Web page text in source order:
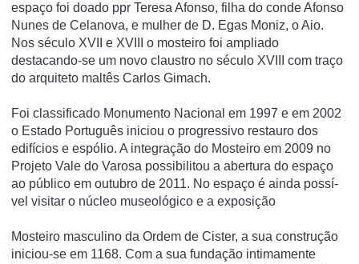
espaço foi doado ppr Teresa Afonso, filha do conde Afonso
Nunes de Celanova, e mulher de D. Egas Moniz, o Aio.
Nos século XVII e XVIII o mosteiro foi ampliado
destacando-se um novo claustro no século XVIII com traço
do arquiteto maltês Carlos Gimach.
Foi classificado Monumento Nacional em 1997 e em 2002
o Estado Português iniciou o progressivo restauro dos
edifí­cios e espólio. A integração do Mosteiro em 2009 no
Projeto Vale do Varosa possibilitou a abertura do espaço
ao público em outubro de 2011. No espaço é ainda possí­
vel visitar o núcleo museológico e a exposição
Mosteiro masculino da Ordem de Cister, a sua construção
iniciou-se em 1168. Com a sua fundação intimamente